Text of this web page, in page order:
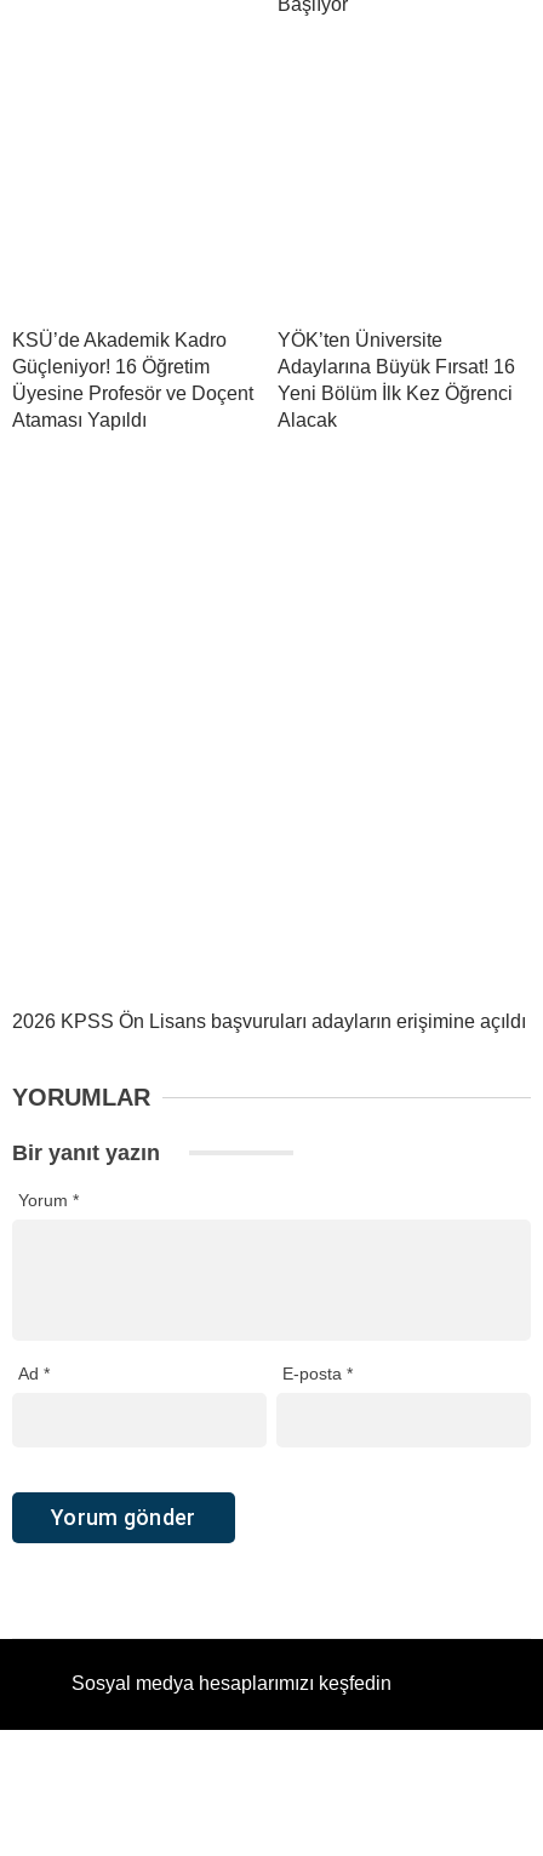
Başlıyor
KSÜ’de Akademik Kadro
Güçleniyor! 16 Öğretim
Üyesine Profesör ve Doçent
Ataması Yapıldı
YÖK’ten Üniversite
Adaylarına Büyük Fırsat! 16
Yeni Bölüm İlk Kez Öğrenci
Alacak
2026 KPSS Ön Lisans başvuruları adayların erişimine açıldı
YORUMLAR
Bir yanıt yazın
Yorum *
Ad * E-posta*
Sosyal medya hesaplarımızı keşfedin